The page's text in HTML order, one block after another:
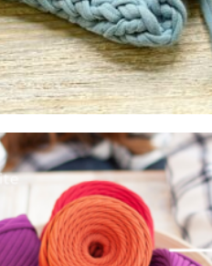
Podsumowanie –
wybrać drewniane
Aby podkreślić zalety tego
kilka kluczowych powodów,
Naturalny materiał–
Estetyczny wygląd –
Szerokie możliwości
lakierowanie, decoupage,